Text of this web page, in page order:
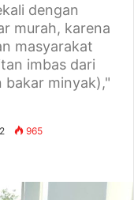
dengan
murah, karena
masyarakat
imbas dari
bakar minyak),"
965